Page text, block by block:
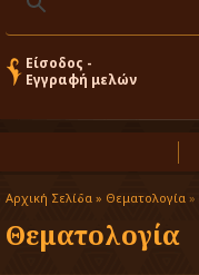
Είσοδος -
Εγγραφή μελών
Αρχική Σελίδα » Θεματολογία »
Θεματολογία